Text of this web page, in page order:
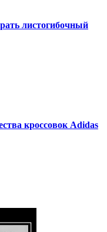
листогибочный
кроссовок Adidas